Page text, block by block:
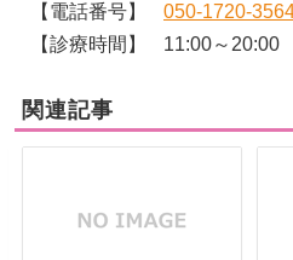
【電話番号】
050-1720-
【診療時間】
11:00～20:00
関連記事